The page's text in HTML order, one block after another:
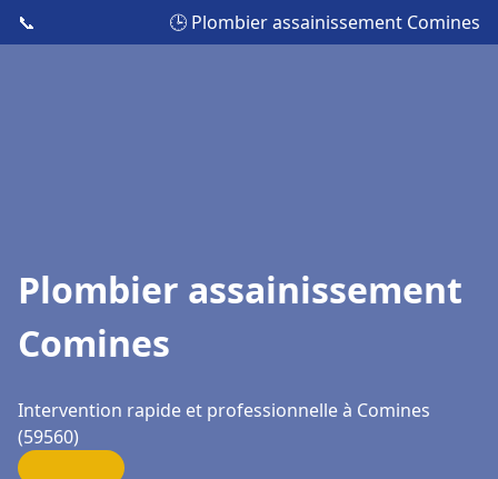
📞 🕒 Plombier assainissement Comines
Plombier assainissement
Comines
Intervention rapide et professionnelle à Comines
(59560)